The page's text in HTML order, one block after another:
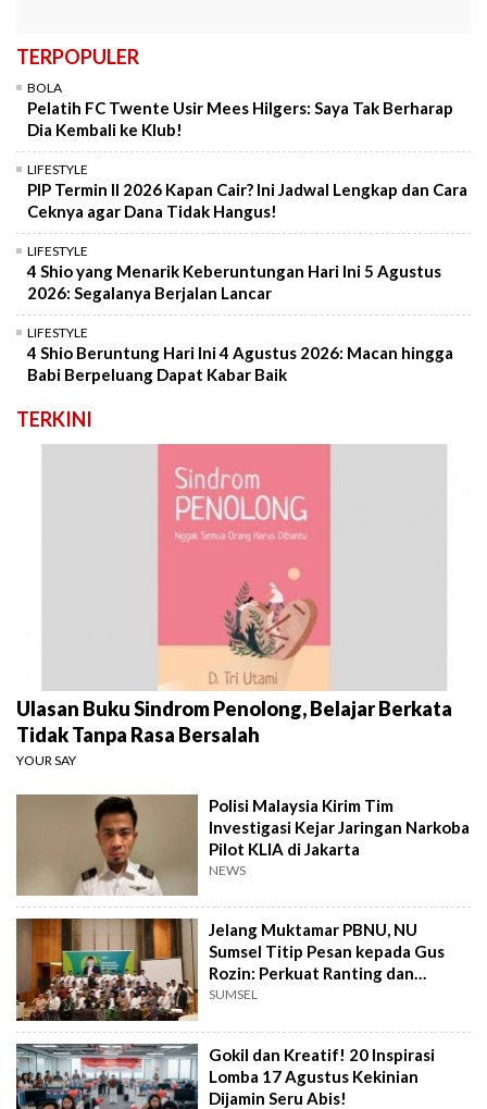
TERPOPULER
BOLA
Pelatih FC Twente Usir Mees Hilgers: Saya Tak Berharap
Dia Kembali ke Klub!
LIFESTYLE
PIP Termin II 2026 Kapan Cair? Ini Jadwal Lengkap dan Cara
Ceknya agar Dana Tidak Hangus!
LIFESTYLE
4 Shio yang Menarik Keberuntungan Hari Ini 5 Agustus
2026: Segalanya Berjalan Lancar
LIFESTYLE
4 Shio Beruntung Hari Ini 4 Agustus 2026: Macan hingga
Babi Berpeluang Dapat Kabar Baik
TERKINI
Ulasan Buku Sindrom Penolong, Belajar Berkata
Tidak Tanpa Rasa Bersalah
YOUR SAY
Polisi Malaysia Kirim Tim
Investigasi Kejar Jaringan Narkoba
Pilot KLIA di Jakarta
NEWS
Jelang Muktamar PBNU, NU
Sumsel Titip Pesan kepada Gus
Rozin: Perkuat Ranting dan
Pesantren
SUMSEL
Gokil dan Kreatif! 20 Inspirasi
Lomba 17 Agustus Kekinian
Dijamin Seru Abis!